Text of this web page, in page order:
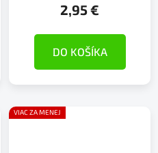
2,95 €
DO KOŠÍKA
VIAC ZA MENEJ